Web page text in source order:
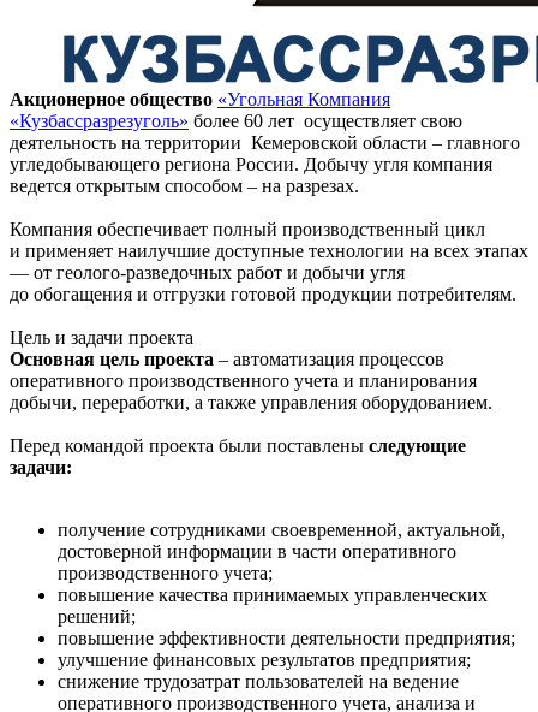
Акционерное общество «Угольная Компания
«Кузбассразрезуголь» более 60 лет осуществляет свою
деятельность на территории Кемеровской области – главного
угледобывающего региона России. Добычу угля компания
ведется открытым способом – на разрезах.
Компания обеспечивает полный производственный цикл
и применяет наилучшие доступные технологии на всех этапах
— от геолого-разведочных работ и добычи угля
до обогащения и отгрузки готовой продукции потребителям.
Цель и задачи проекта
Основная цель проекта – автоматизация процессов
оперативного производственного учета и планирования
добычи, переработки, а также управления оборудованием.
Перед командой проекта были поставлены следующие
задачи:
получение сотрудниками своевременной, актуальной,
достоверной информации в части оперативного
производственного учета;
повышение качества принимаемых управленческих
решений;
повышение эффективности деятельности предприятия;
улучшение финансовых результатов предприятия;
снижение трудозатрат пользователей на ведение
оперативного производственного учета, анализа и